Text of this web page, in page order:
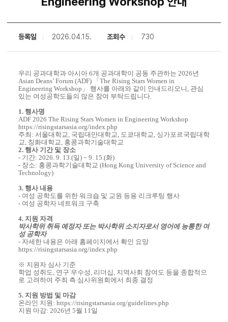
등록일 2026.04.15. 조회수 730
우리 공과대학과 아시아 6개 공과대학이 공동 주관하는 2026년
Asian Deans’ Forum (ADF) 「The Rising Stars Women in
Engineering Workshop」 행사를 아래와 같이 안내드리오니, 관심
있는 여성공학도들의 많은 참여 부탁드립니다.
1. 행사명
ADF 2026 The Rising Stars Women in Engineering Workshop
https://risingstarsasia.org/index.php
주최: 서울대학교, 국립대만대학교, 도쿄대학교, 싱가포르국립대학
교, 칭화대학교, 홍콩과학기술대학교
2. 행사 기간 및 장소
- 기간: 2026. 9. 13.(일) ~ 9. 15.(화)
- 장소: 홍콩과학기술대학교 (Hong Kong University of Science and
Technology)
3. 행사 내용
- 여성 공학도를 위한 워크숍 및 교원 등용 리크루팅 행사
- 여성 공학자 네트워크 구축
4. 지원 자격
박사학위 취득 예정자 또는 박사학위 소지자로서 영어에 능통한 여
성 공학자
- 자세한 내용은 아래 홈페이지에서 확인 요망
https://risingstarsasia.org/index.php
※ 지원자 심사 기준
학업 성취도, 연구 우수성, 리더십, 지역사회 참여도 등을 종합적으
로 고려하여 주최 측 심사위원회에서 최종 결정
5. 지원 방법 및 마감
온라인 지원: https://risingstarsasia.org/guidelines.php
지원 마감: 2026년 5월 11일